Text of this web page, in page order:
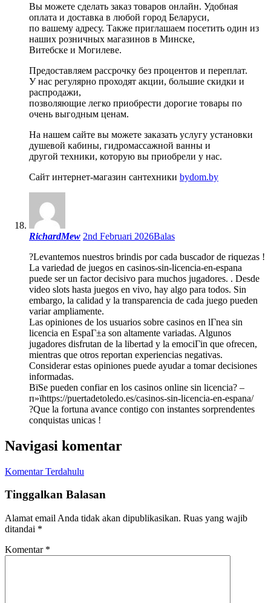
Вы можете сделать заказ товаров онлайн. Удобная
оплата и доставка в любой город Беларуси,
по вашему адресу. Также приглашаем посетить один из
наших розничных магазинов в Минске,
Витебске и Могилеве.
Предоставляем рассрочку без процентов и переплат.
У нас регулярно проходят акции, большие скидки и
распродажи,
позволяющие легко приобрести дорогие товары по
очень выгодным ценам.
На нашем сайте вы можете заказать услугу установки
душевой кабины, гидромассажной ванны и
другой техники, которую вы приобрели у нас.
Сайт интернет-магазин сантехники bydom.by
RichardMew 2nd Februari 2026Balas
?Levantemos nuestros brindis por cada buscador de riquezas !
La variedad de juegos en casinos-sin-licencia-en-espana
puede ser un factor decisivo para muchos jugadores. . Desde
video slots hasta juegos en vivo, hay algo para todos. Sin
embargo, la calidad y la transparencia de cada juego pueden
variar ampliamente.
Las opiniones de los usuarios sobre casinos en lГ­nea sin
licencia en EspaГ±a son altamente variadas. Algunos
jugadores disfrutan de la libertad y la emociГіn que ofrecen,
mientras que otros reportan experiencias negativas.
Considerar estas opiniones puede ayudar a tomar decisiones
informadas.
ВїSe pueden confiar en los casinos online sin licencia? –
п»їhttps://puertadetoledo.es/casinos-sin-licencia-en-espana/
?Que la fortuna avance contigo con instantes sorprendentes
conquistas unicas !
Navigasi komentar
Komentar Terdahulu
Tinggalkan Balasan
Alamat email Anda tidak akan dipublikasikan. Ruas yang wajib
ditandai *
Komentar *